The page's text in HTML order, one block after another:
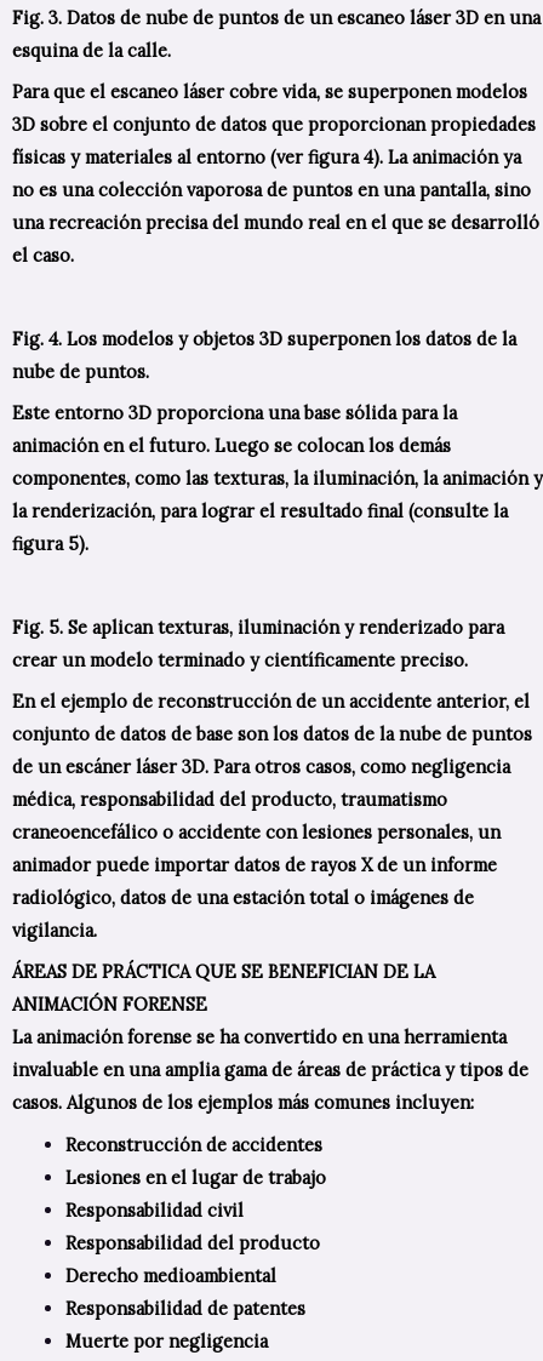
Fig. 3. Datos de nube de puntos de un escaneo láser 3D en una
esquina de la calle.
Para que el escaneo láser cobre vida, se superponen modelos
3D sobre el conjunto de datos que proporcionan propiedades
físicas y materiales al entorno (ver figura 4). La animación ya
no es una colección vaporosa de puntos en una pantalla, sino
una recreación precisa del mundo real en el que se desarrolló
el caso.
Fig. 4. Los modelos y objetos 3D superponen los datos de la
nube de puntos.
Este entorno 3D proporciona una base sólida para la
animación en el futuro. Luego se colocan los demás
componentes, como las texturas, la iluminación, la animación y
la renderización, para lograr el resultado final (consulte la
figura 5).
Fig. 5. Se aplican texturas, iluminación y renderizado para
crear un modelo terminado y científicamente preciso.
En el ejemplo de reconstrucción de un accidente anterior, el
conjunto de datos de base son los datos de la nube de puntos
de un escáner láser 3D. Para otros casos, como negligencia
médica, responsabilidad del producto, traumatismo
craneoencefálico o accidente con lesiones personales, un
animador puede importar datos de rayos X de un informe
radiológico, datos de una estación total o imágenes de
vigilancia.
ÁREAS DE PRÁCTICA QUE SE BENEFICIAN DE LA
ANIMACIÓN FORENSE
La animación forense se ha convertido en una herramienta
invaluable en una amplia gama de áreas de práctica y tipos de
casos. Algunos de los ejemplos más comunes incluyen:
Reconstrucción de accidentes
Lesiones en el lugar de trabajo
Responsabilidad civil
Responsabilidad del producto
Derecho medioambiental
Responsabilidad de patentes
Muerte por negligencia